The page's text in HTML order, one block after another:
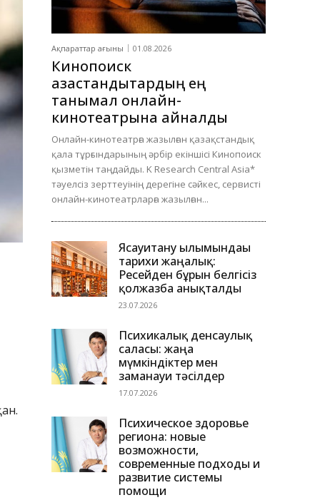
Ақпараттар ағыны 01.08.2026
Кинопоиск
қазақстандықтардың ең
танымал онлайн-
кинотеатрына айналды
Онлайн-кинотеатрға жазылған қазақстандық
қала тұрғындарының әрбір екіншісі Кинопоиск
қызметін таңдайды. K Research Central Asia*
тәуелсіз зерттеуінің дерегіне сәйкес, сервисті
онлайн-кинотеатрларға жазылған...
Ясауитану ғылымындағы
тарихи жаңалық:
Ресейден бұрын белгісіз
қолжазба анықталды
23.07.2026
Психикалық денсаулық
саласы: жаңа
мүмкіндіктер мен
заманауи тәсілдер
17.07.2026
Психическое здоровье
региона: новые
возможности,
современные подходы и
развитие системы
помощи